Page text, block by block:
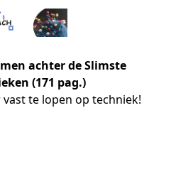
achter de Slimste
(171 pag.)
te lopen op techniek!